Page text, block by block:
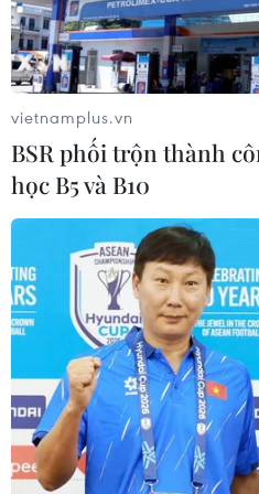
Miền Bắc giảm
nay, cuối tuần chuyển
Tiến "Bịp" hầu tòa
án tổ chức sử dụng trái
07/08/2026 04:40
Cần xử lý dứt điểm việc
hành lang an toàn giao
lộ 22B
07/08/2026 04:31
vietnamplus.vn
BSR phối trộn thành
học B5 và B10